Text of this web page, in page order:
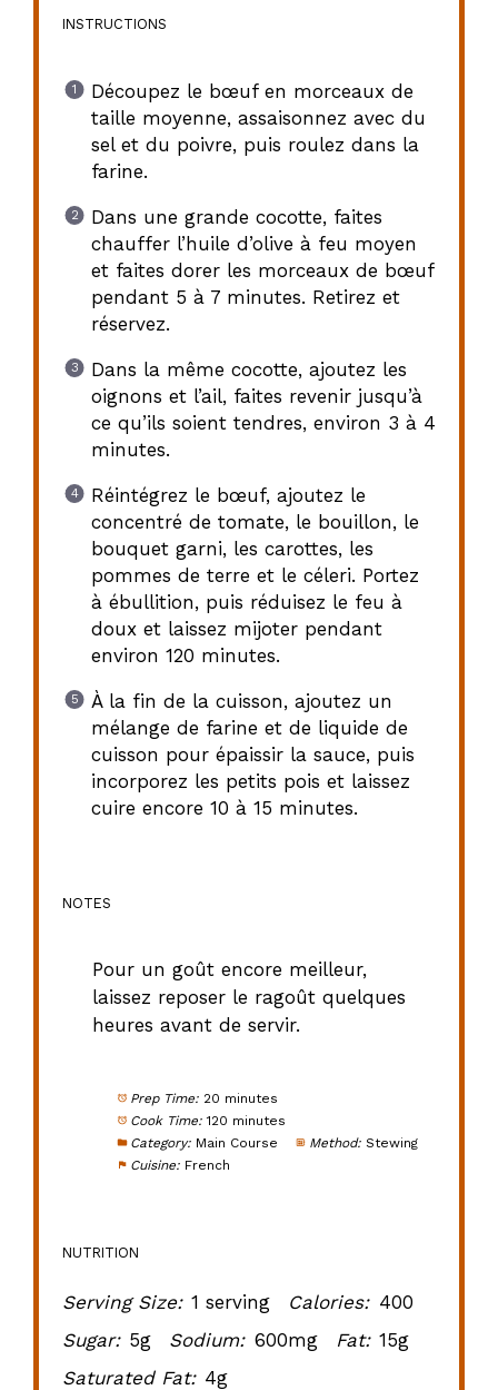
INSTRUCTIONS
Découpez le bœuf en morceaux de
taille moyenne, assaisonnez avec du
sel et du poivre, puis roulez dans la
farine.
Dans une grande cocotte, faites
chauffer l’huile d’olive à feu moyen
et faites dorer les morceaux de bœuf
pendant 5 à 7 minutes. Retirez et
réservez.
Dans la même cocotte, ajoutez les
oignons et l’ail, faites revenir jusqu’à
ce qu’ils soient tendres, environ 3 à 4
minutes.
Réintégrez le bœuf, ajoutez le
concentré de tomate, le bouillon, le
bouquet garni, les carottes, les
pommes de terre et le céleri. Portez
à ébullition, puis réduisez le feu à
doux et laissez mijoter pendant
environ 120 minutes.
À la fin de la cuisson, ajoutez un
mélange de farine et de liquide de
cuisson pour épaissir la sauce, puis
incorporez les petits pois et laissez
cuire encore 10 à 15 minutes.
NOTES
Pour un goût encore meilleur,
laissez reposer le ragoût quelques
heures avant de servir.
Prep Time: 20 minutes
Cook Time: 120 minutes
Category: Main Course Method: Stewing
Cuisine: French
NUTRITION
Serving Size: 1 serving Calories: 400
Sugar: 5g Sodium: 600mg Fat: 15g
Saturated Fat: 4g